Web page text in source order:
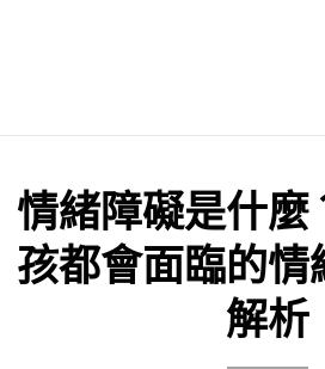
情緒障礙是什麼
孩都會面臨的情
解析